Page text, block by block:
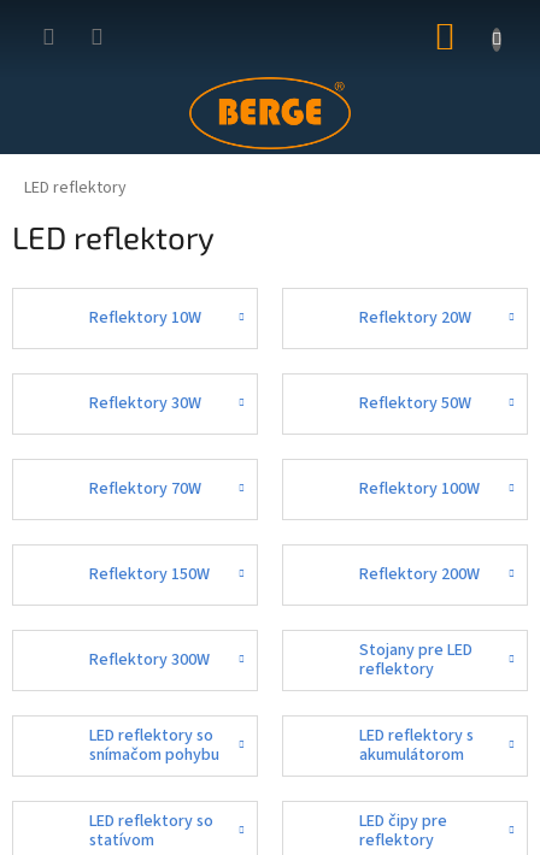
KOŠÍK
LED reflektory
LED reflektory
Reflektory 10W Reflektory 20W
Reflektory 30W Reflektory 50W
Reflektory 70W Reflektory 100W
Reflektory 150W Reflektory 200W
Reflektory 300W
Stojany pre LED
reflektory
LED reflektory so
snímačom pohybu
LED reflektory s
akumulátorom
LED reflektory so
statívom
LED čipy pre
reflektory